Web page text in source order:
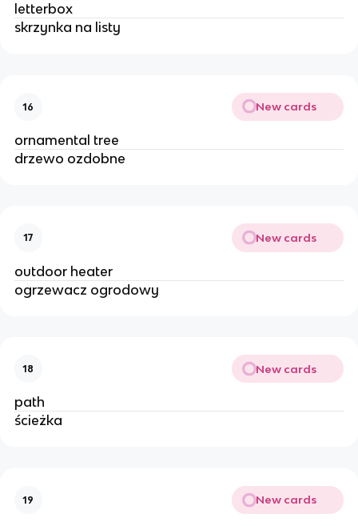
letterbox
skrzynka na listy
16 New cards
ornamental tree
drzewo ozdobne
17 New cards
outdoor heater
ogrzewacz ogrodowy
18 New cards
path
ścieżka
19 New cards